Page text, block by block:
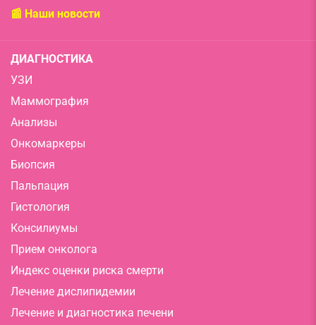
📰 Наши новости
ДИАГНОСТИКА
УЗИ
Маммография
Анализы
Онкомаркеры
Биопсия
Пальпация
Гистология
Консилиумы
Прием онколога
Индекс оценки риска смерти
Лечение дислипидемии
Лечение и диагностика печени